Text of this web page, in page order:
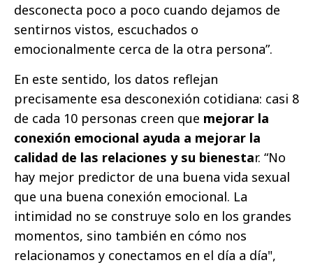
desconecta poco a poco cuando dejamos de
sentirnos vistos, escuchados o
emocionalmente cerca de la otra persona”.
En este sentido, los datos reflejan
precisamente esa desconexión cotidiana: casi 8
de cada 10 personas creen que mejorar la
conexión emocional ayuda a mejorar la
calidad de las relaciones y su bienestar. “No
hay mejor predictor de una buena vida sexual
que una buena conexión emocional. La
intimidad no se construye solo en los grandes
momentos, sino también en cómo nos
relacionamos y conectamos en el día a día",